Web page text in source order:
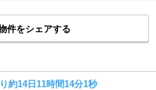
件をシェアする
約14日11時間14分1秒